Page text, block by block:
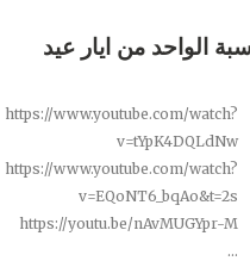
الواحد من ايار عيد
https://www.youtube.com/watch?
v=tYpK4DQLdNw
https://www.youtube.com/watch?
v=EQoNT6_bqAo&t=2s
https://youtu.be/nAvMUGYpr-M
…